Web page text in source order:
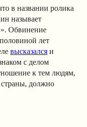
в названии ролика
называет
Обвинение
лет
высказался и
с делом
к тем людям,
должно